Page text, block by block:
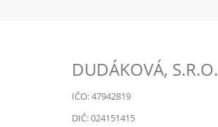
DUDÁKOVÁ, S.R.O.
IČO: 47942819
DIČ: 024151415